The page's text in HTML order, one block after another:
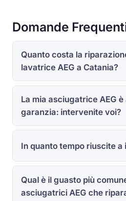
Domande
Quanto costa la
lavatrice AEG a Catania?
La mia asciugatrice AEG
garanzia: intervenite voi?
In quanto tempo riuscite a
Qual è il guasto più
asciugatrici AEG che